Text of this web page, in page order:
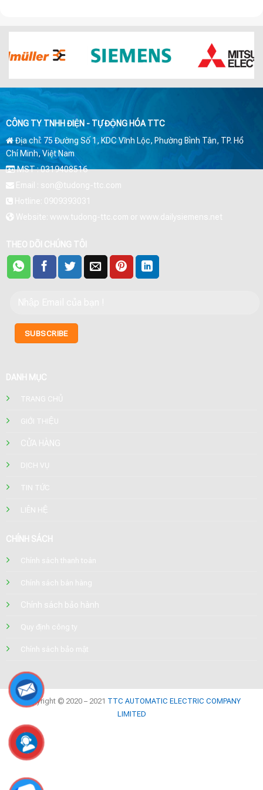
CÔNG TY TNHH ĐIỆN - TỰ ĐỘNG HÓA TTC
Địa chỉ: 75 Đường Số 1, KDC Vĩnh Lộc, Phường Bình Tân, TP. Hồ
Chí Minh, Việt Nam
MST : 0319408516
Email : son@tudong-ttc.com
Hotline: 0909393031
Website: www.tudong-ttc.com or www.dailysiemens.net
THEO DÕI CHÚNG TÔI
DANH MỤC
TRANG CHỦ
GIỚI THIỆU
CỬA HÀNG
DỊCH VỤ
TIN TỨC
LIÊN HỆ
CHÍNH SÁCH
Chính sách thanh toán
Chính sách bán hàng
Chính sách bảo hành
Quy định công ty
Chính sách bảo mật
Copyright © 2020 – 2021 TTC AUTOMATIC ELECTRIC COMPANY
LIMITED